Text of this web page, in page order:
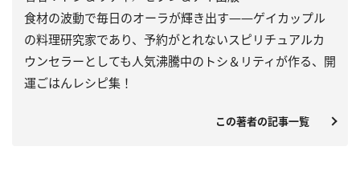
食材の波動で毎日のオーラが輝き出す――ゲイカップル
の料理研究家であり、予約がとれないスピリチュアルカ
ウンセラーとしても人気沸騰中のトシ＆リティが作る、開
運ごはんレシピ集！
この著者の記事一覧